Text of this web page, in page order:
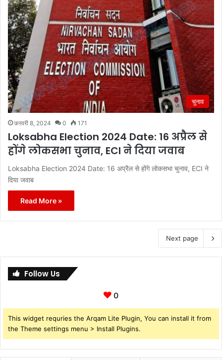
चुनाव
फ़रवरी 8, 2024 0 171
Loksabha Election 2024 Date: 16 अप्रैल से
होंगे लोकसभा चुनाव, ECI ने दिया जवाब
Loksabha Election 2024 Date: 16 अप्रैल से होंगे लोकसभा चुनाव, ECI ने
दिया जवाब
Read More »
Next page
Follow Us
0
This widget requries the Arqam Lite Plugin, You can install it from
the Theme settings menu > Install Plugins.